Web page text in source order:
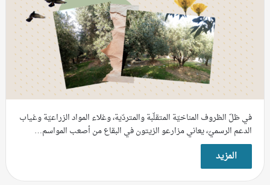
في ظلّ الظروف المناخيّة المتقلّبة والمتردّية، وغلاء المواد الزراعيّة وغياب
الدعم الرسميّ، يعاني مزارعو الزيتون في البقاع من أصعب المواسم…
المزيد